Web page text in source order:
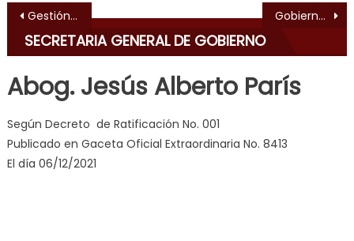
doido,
angel
learns
joys
of
anal
Navegación de entradas
Gestión Lacava invita al Plan “Vacaciones Felices Carabobo Te Quiero” Gobierno Bolivariano realiza abordaje en terminales terrestres de Carabobo
SECRETARIA GENERAL DE GOBIERNO
Abog. Jesús Alberto París
Según Decreto de Ratificación No. 001
Publicado en Gaceta Oficial Extraordinaria No. 8413
El día 06/12/2021